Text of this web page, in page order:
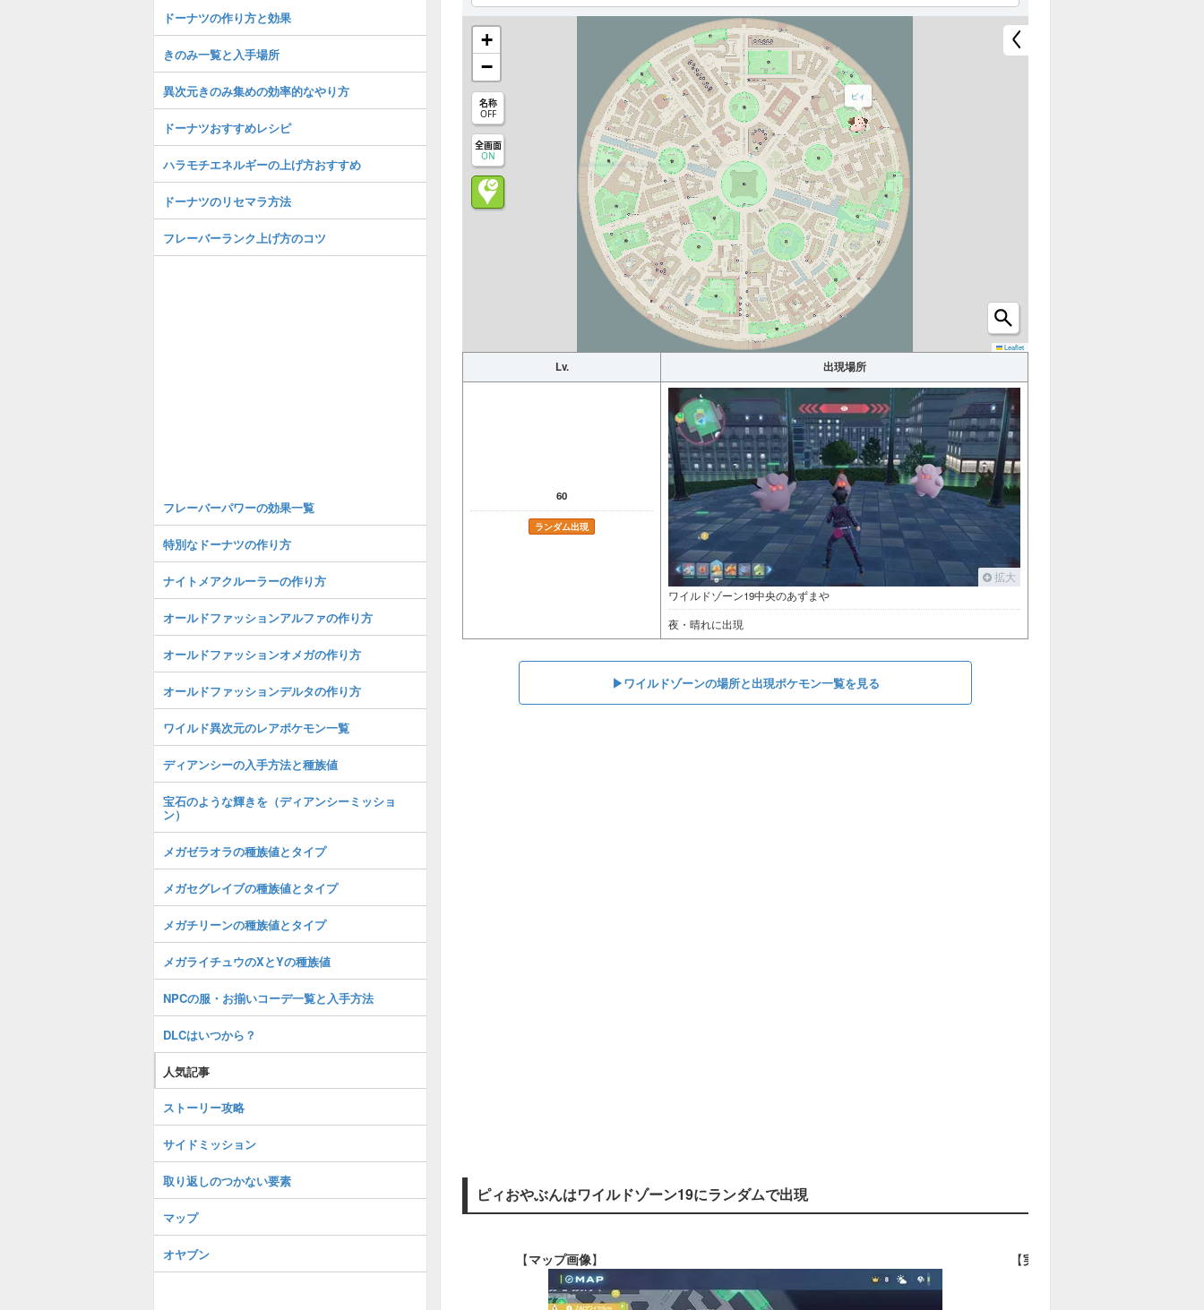
ピィ
+
−
名称
OFF
全画面
ON
Leaflet
Lv. 出現場所
60
ランダム出現
拡大
ワイルドゾーン19中央のあずまや
夜・晴れに出現
▶︎ワイルドゾーンの場所と出現ポケモン一覧を見る
ピィおやぶんはワイルドゾーン19にランダムで出現
【マップ画像】 【実際の場所
ドーナツの作り方と効果
きのみ一覧と入手場所
異次元きのみ集めの効率的なやり方
ドーナツおすすめレシピ
ハラモチエネルギーの上げ方おすすめ
ドーナツのリセマラ方法
フレーバーランク上げ方のコツ
フレーバーパワーの効果一覧
特別なドーナツの作り方
ナイトメアクルーラーの作り方
オールドファッションアルファの作り方
オールドファッションオメガの作り方
オールドファッションデルタの作り方
ワイルド異次元のレアポケモン一覧
ディアンシーの入手方法と種族値
宝石のような輝きを（ディアンシーミッショ
ン）
メガゼラオラの種族値とタイプ
メガセグレイブの種族値とタイプ
メガチリーンの種族値とタイプ
メガライチュウのXとYの種族値
NPCの服・お揃いコーデ一覧と入手方法
DLCはいつから？
人気記事
ストーリー攻略
サイドミッション
取り返しのつかない要素
マップ
オヤブン